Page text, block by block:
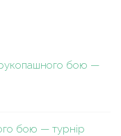
рукопашного бою —
бою — турнір